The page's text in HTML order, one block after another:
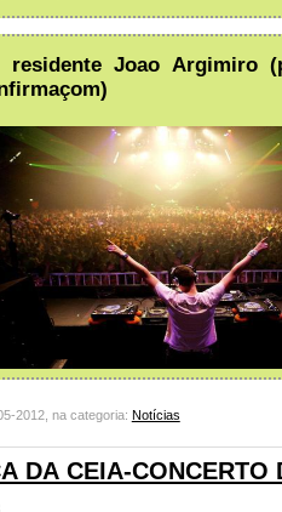
residente Joao Argimiro
2012, na categoria: Notícias
DA CEIA-CONCERTO